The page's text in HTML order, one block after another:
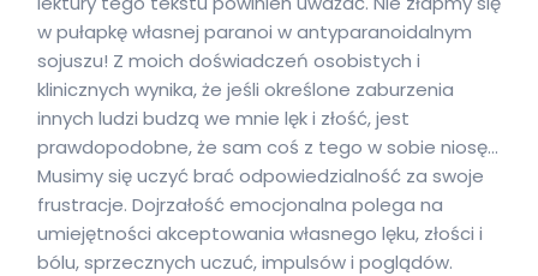
w pułapkę własnej paranoi w antyparanoidalnym
sojuszu! Z moich doświadczeń osobistych i
klinicznych wynika, że jeśli określone zaburzenia
innych ludzi budzą we mnie lęk i złość, jest
prawdopodobne, że sam coś z tego w sobie niosę…
Musimy się uczyć brać odpowiedzialność za swoje
frustracje. Dojrzałość emocjonalna polega na
umiejętności akceptowania własnego lęku, złości i
bólu, sprzecznych uczuć, impulsów i poglądów.